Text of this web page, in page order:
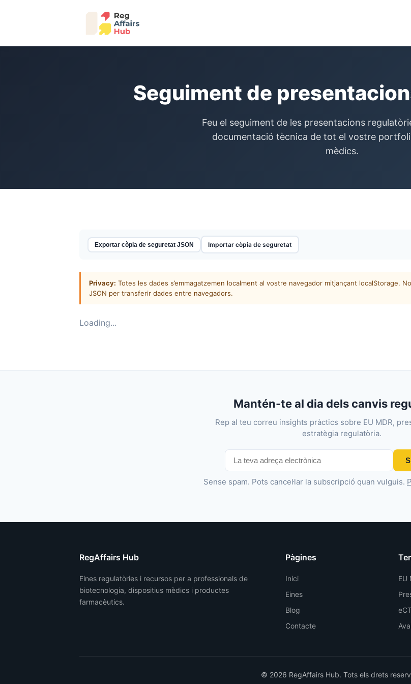
Seguiment de
Feu el seguiment de les presentacions
documentació tècnica de tot el vostre
mèdics.
Exportar còpia de seguretat JSON Importar còpia de seguretat
Privacy: Totes les dades s’emmagatzemen localment al vostre navegador mitjançant localStorage.
JSON per transferir dades entre navegadors.
Loading...
Mantén-te al dia dels canvis
Rep al teu correu insights pràctics sobre EU MDR,
estratègia regulatòria.
Sense spam. Pots cancel·lar la subscripció quan vulguis.
RegAffairs Hub
Eines regulatòries i recursos per a professionals de
biotecnologia, dispositius mèdics i productes
farmacèutics.
Pàgines
Inici
Eines
Blog
Contacte
EU
© 2026 RegAffairs Hub. Tots els drets